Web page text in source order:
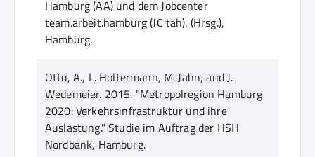
Hamburg (AA) und dem Jobcenter
team.arbeit.hamburg (JC tah). (Hrsg.),
Hamburg.
Otto, A., L. Holtermann, M. Jahn, and J.
Wedemeier. 2015. "Metropolregion Hamburg
2020: Verkehrsinfrastruktur und ihre
Auslastung." Studie im Auftrag der HSH
Nordbank, Hamburg.